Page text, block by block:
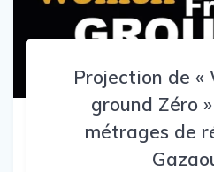
Projection de «
ground Zéro
métrages de